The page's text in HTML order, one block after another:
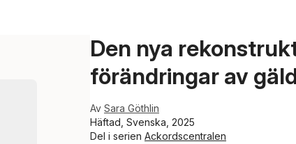
Den nya
förändringar av
Av Sara Göthlin
Häftad, Svenska, 2025
Del i serien Ackordscentralen